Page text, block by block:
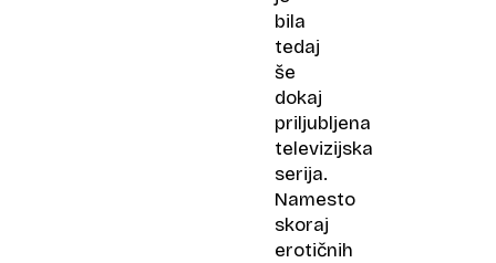
bila
tedaj
še
dokaj
priljubljena
televizijska
serija.
Namesto
skoraj
erotičnih